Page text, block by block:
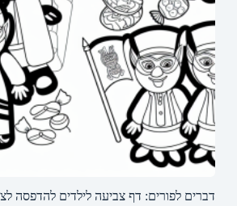
דברים לפורים: דף צביעה לילדים להדפסה